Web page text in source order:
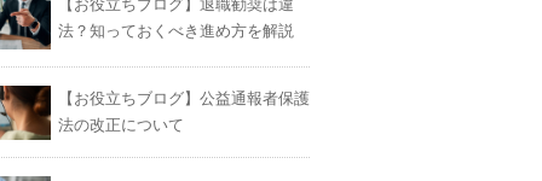
【お役立ちブログ】退職勧奨は違
法？知っておくべき進め方を解説
【お役立ちブログ】公益通報者保護
法の改正について